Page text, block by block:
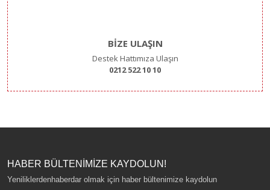
BİZE ULAŞIN
Destek Hattımıza Ulaşın
0212 522 10 10
HABER BÜLTENİMİZE KAYDOLUN!
Yeniliklerdenhaberdar olmak için haber bültenimize kaydolun